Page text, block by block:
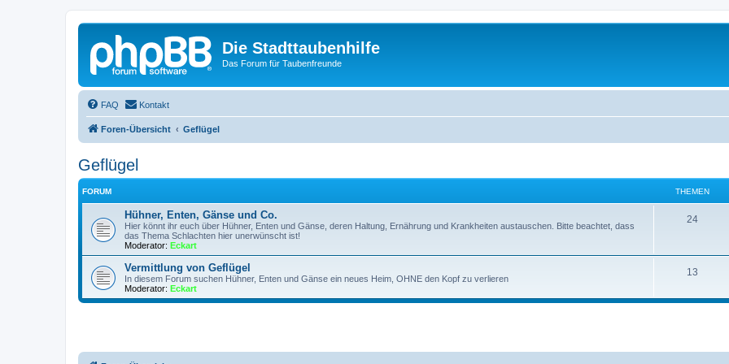
Die Stadttaubenhilfe
Das Forum für Taubenfreunde
FAQ Kontakt
Foren-Übersicht Geflügel
Geflügel
FORUM THEMEN
Hühner, Enten, Gänse und Co.
Hier könnt ihr euch über Hühner, Enten und Gänse, deren Haltung, Ernährung und Krankheiten austauschen. Bitte beachtet, dass
das Thema Schlachten hier unerwünscht ist!
Moderator: Eckart
24
Vermittlung von Geflügel
In diesem Forum suchen Hühner, Enten und Gänse ein neues Heim, OHNE den Kopf zu verlieren
Moderator: Eckart
13